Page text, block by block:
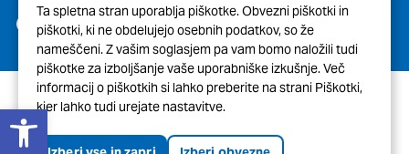
© 2026 Javni Holding Ljubljana
Piškotki
Ta spletna stran uporablja piškotke. Obvezni piškotki in
piškotki, ki ne obdelujejo osebnih podatkov, so že
nameščeni. Z vašim soglasjem pa vam bomo naložili tudi
piškotke za izboljšanje vaše uporabniške izkušnje. Več
informacij o piškotkih si lahko preberite na strani Piškotki,
kjer lahko tudi urejate nastavitve.
Open toolbar